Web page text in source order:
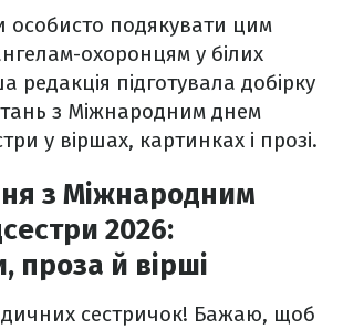
особисто подякувати цим
охоронцям у білих
редакція підготувала добірку
з Міжнародним днем
у віршах, картинках і прозі.
з Міжнародним
2026:
проза й вірші
сестричок! Бажаю, щоб